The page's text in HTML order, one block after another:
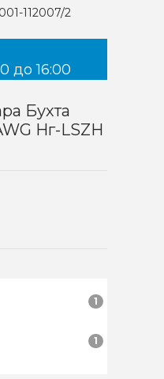
112007/2
до 16:00
Бухта
Нг-LSZH
1
1